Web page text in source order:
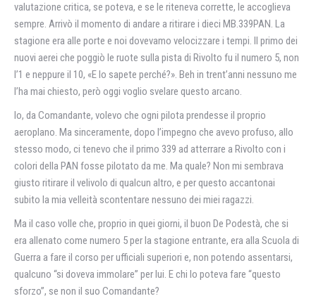
valutazione critica, se poteva, e se le riteneva corrette, le accoglieva
sempre. Arrivò il momento di andare a ritirare i dieci MB.339PAN. La
stagione era alle porte e noi dovevamo velocizzare i tempi. Il primo dei
nuovi aerei che poggiò le ruote sulla pista di Rivolto fu il numero 5, non
l’1 e neppure il 10, «E lo sapete perché?». Beh in trent’anni nessuno me
l’ha mai chiesto, però oggi voglio svelare questo arcano.
Io, da Comandante, volevo che ogni pilota prendesse il proprio
aeroplano. Ma sinceramente, dopo l’impegno che avevo profuso, allo
stesso modo, ci tenevo che il primo 339 ad atterrare a Rivolto con i
colori della PAN fosse pilotato da me. Ma quale? Non mi sembrava
giusto ritirare il velivolo di qualcun altro, e per questo accantonai
subito la mia velleità scontentare nessuno dei miei ragazzi.
Ma il caso volle che, proprio in quei giorni, il buon De Podestà, che si
era allenato come numero 5 per la stagione entrante, era alla Scuola di
Guerra a fare il corso per ufficiali superiori e, non potendo assentarsi,
qualcuno “si doveva immolare” per lui. E chi lo poteva fare “questo
sforzo”, se non il suo Comandante?